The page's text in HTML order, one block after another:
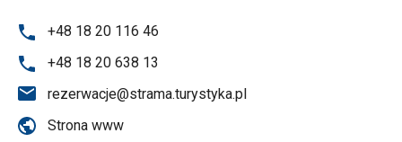
+48 18 20 116 46
+48 18 20 638 13
rezerwacje@strama.turystyka.pl
Strona www